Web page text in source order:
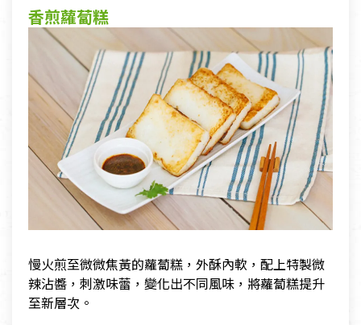
香煎蘿蔔糕
慢火煎至微微焦黃的蘿蔔糕，外酥內軟，配上特製微
辣沾醬，刺激味蕾，變化出不同風味，將蘿蔔糕提升
至新層次。